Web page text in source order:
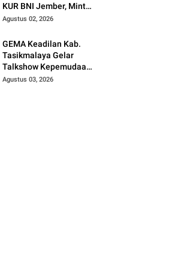
KUR BNI Jember, Minta
Telusuri Sistem
Tingkat Direksi
Agustus 02, 2026
GEMA Keadilan Kab.
Tasikmalaya Gelar
Talkshow Kepemudaan
"Peran Strategis
Agustus 03, 2026